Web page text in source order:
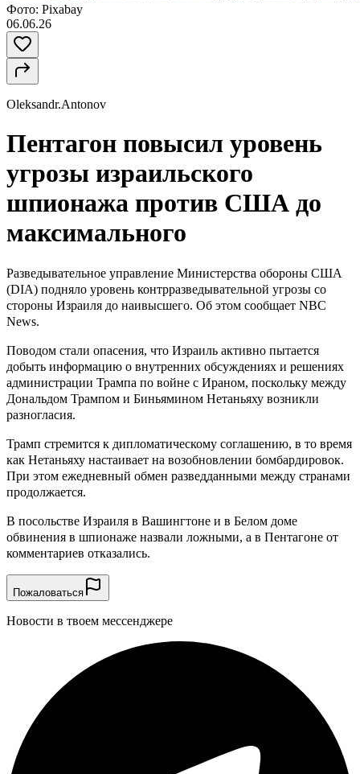
Фото: Pixabay
06.06.26
Oleksandr.Antonov
Пентагон повысил уровень
угрозы израильского
шпионажа против США до
максимального
Разведывательное управление Министерства обороны США
(DIA) подняло уровень контрразведывательной угрозы со
стороны Израиля до наивысшего. Об этом сообщает NBC
News.
Поводом стали опасения, что Израиль активно пытается
добыть информацию о внутренних обсуждениях и решениях
администрации Трампа по войне с Ираном, поскольку между
Дональдом Трампом и Биньямином Нетаньяху возникли
разногласия.
Трамп стремится к дипломатическому соглашению, в то время
как Нетаньяху настаивает на возобновлении бомбардировок.
При этом ежедневный обмен разведданными между странами
продолжается.
В посольстве Израиля в Вашингтоне и в Белом доме
обвинения в шпионаже назвали ложными, а в Пентагоне от
комментариев отказались.
Пожаловаться
Новости в твоем мессенджере